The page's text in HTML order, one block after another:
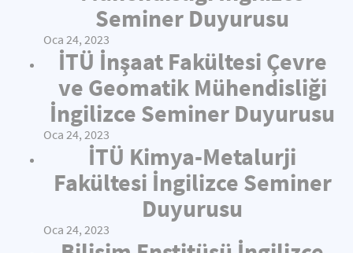
Seminer Duyurusu
Oca 24, 2023
İTÜ İnşaat Fakültesi Çevre
ve Geomatik Mühendisliği
İngilizce Seminer Duyurusu
Oca 24, 2023
İTÜ Kimya-Metalurji
Fakültesi İngilizce Seminer
Duyurusu
Oca 24, 2023